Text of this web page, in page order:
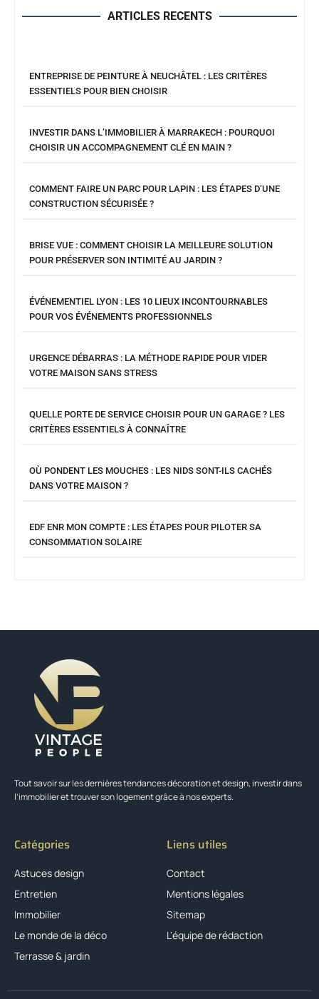
ARTICLES RECENTS
ENTREPRISE DE PEINTURE À NEUCHÂTEL : LES CRITÈRES
ESSENTIELS POUR BIEN CHOISIR
INVESTIR DANS L’IMMOBILIER À MARRAKECH : POURQUOI
CHOISIR UN ACCOMPAGNEMENT CLÉ EN MAIN ?
COMMENT FAIRE UN PARC POUR LAPIN : LES ÉTAPES D’UNE
CONSTRUCTION SÉCURISÉE ?
BRISE VUE : COMMENT CHOISIR LA MEILLEURE SOLUTION
POUR PRÉSERVER SON INTIMITÉ AU JARDIN ?
ÉVÉNEMENTIEL LYON : LES 10 LIEUX INCONTOURNABLES
POUR VOS ÉVÉNEMENTS PROFESSIONNELS
URGENCE DÉBARRAS : LA MÉTHODE RAPIDE POUR VIDER
VOTRE MAISON SANS STRESS
QUELLE PORTE DE SERVICE CHOISIR POUR UN GARAGE ? LES
CRITÈRES ESSENTIELS À CONNAÎTRE
OÙ PONDENT LES MOUCHES : LES NIDS SONT-ILS CACHÉS
DANS VOTRE MAISON ?
EDF ENR MON COMPTE : LES ÉTAPES POUR PILOTER SA
CONSOMMATION SOLAIRE
Tout savoir sur les dernières tendances décoration et design, investir dans
l’immobilier et trouver son logement grâce à nos experts.
Catégories
Astuces design
Entretien
Immobilier
Le monde de la déco
Terrasse & jardin
Liens utiles
Contact
Mentions légales
Sitemap
L'équipe de rédaction